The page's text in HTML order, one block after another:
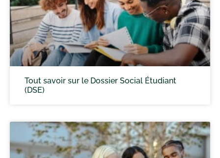
Tout savoir sur le Dossier Social Étudiant
(DSE)